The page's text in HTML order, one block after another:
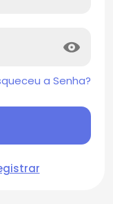
a Senha?